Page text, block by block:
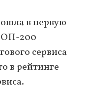
в первую
200
сервиса
в рейтинге